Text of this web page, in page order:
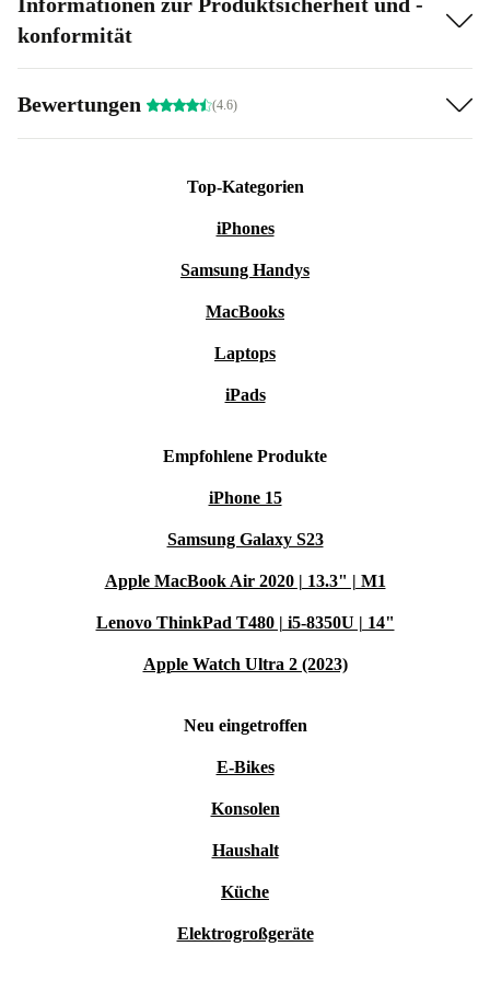
konformität
Bewertungen (4.6)
Top-Kategorien
iPhones
Samsung Handys
MacBooks
Laptops
iPads
Empfohlene Produkte
iPhone 15
Samsung Galaxy S23
Apple MacBook Air 2020 | 13.3" | M1
Lenovo ThinkPad T480 | i5-8350U | 14"
Apple Watch Ultra 2 (2023)
Neu eingetroffen
E-Bikes
Konsolen
Haushalt
Küche
Elektrogroßgeräte